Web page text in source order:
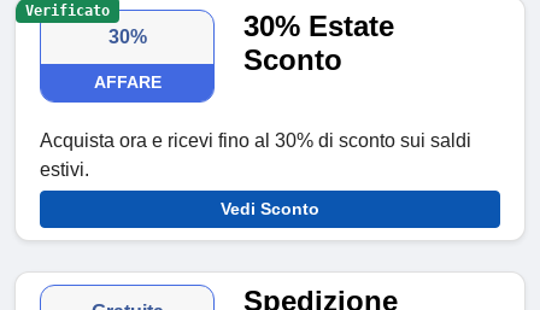
30%
AFFARE
30% Estate
Sconto
Acquista ora e ricevi fino al 30% di sconto sui saldi
estivi.
Vedi Sconto
Verificato
Spedizione